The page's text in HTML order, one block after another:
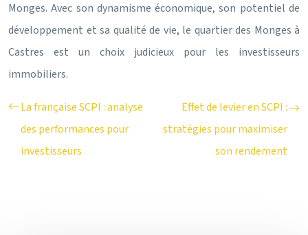
Monges. Avec son dynamisme économique, son potentiel de
développement et sa qualité de vie, le quartier des Monges à
Castres est un choix judicieux pour les investisseurs
immobiliers.
La française SCPI : analyse
des performances pour
investisseurs
Effet de levier en SCPI :
stratégies pour maximiser
son rendement